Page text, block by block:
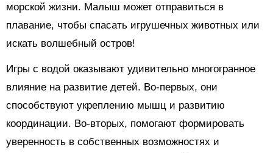
морской жизни. Малыш может отправиться в
плавание, чтобы спасать игрушечных животных или
искать волшебный остров!
Игры с водой оказывают удивительно многогранное
влияние на развитие детей. Во-первых, они
способствуют укреплению мышц и развитию
координации. Во-вторых, помогают формировать
уверенность в собственных возможностях и